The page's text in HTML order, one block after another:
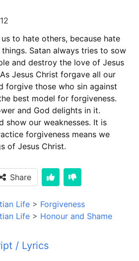
to hate others, because hate
Satan always tries to sow
and destroy the love of Jesus
Jesus Christ forgave all our
forgive those who sin against
best model for forgiveness.
and God delights in it.
show our weaknesses. It is
forgiveness means we
of Jesus Christ.
Share
Life > Forgiveness
Life > Honour and Shame
/ Lyrics